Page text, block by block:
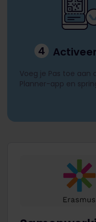
4
Voeg je Pas toe aan
Planner-app en